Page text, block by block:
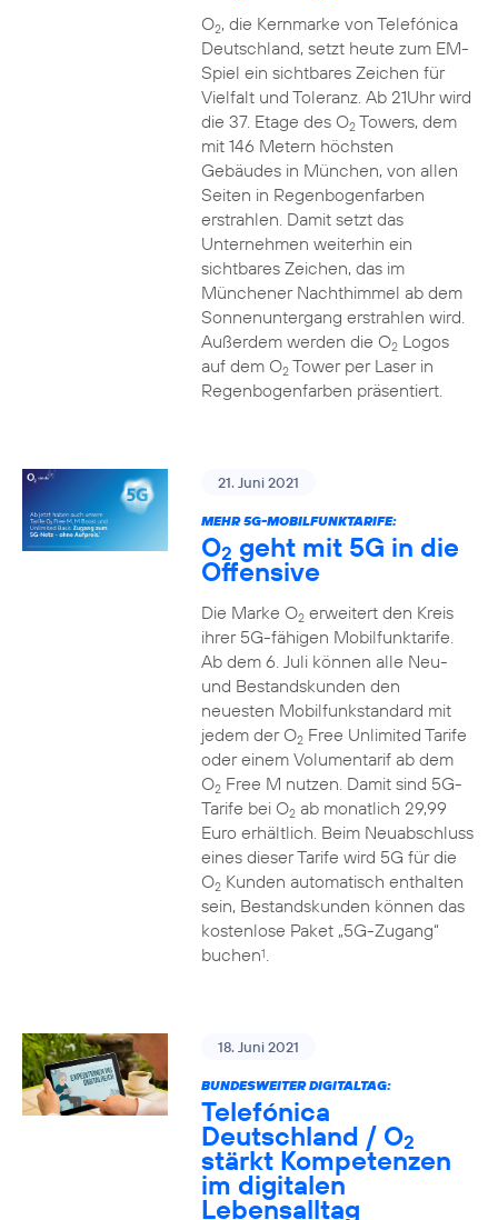
O2, die Kernmarke von Telefónica
Deutschland, setzt heute zum EM-
Spiel ein sichtbares Zeichen für
Vielfalt und Toleranz. Ab 21Uhr wird
die 37. Etage des O2Towers, dem
mit 146 Metern höchsten
Gebäudes in München, von allen
Seiten in Regenbogenfarben
erstrahlen. Damit setzt das
Unternehmen weiterhin ein
sichtbares Zeichen, das im
Münchener Nachthimmel ab dem
Sonnenuntergang erstrahlen wird.
Außerdem werden die O2Logos
auf dem O2Tower per Laser in
Regenbogenfarben präsentiert.
21. Juni 2021
MEHR 5G-MOBILFUNKTARIFE:
O2 geht mit 5G in die
Offensive
Die Marke O2erweitert den Kreis
ihrer 5G-fähigen Mobilfunktarife.
Ab dem 6. Juli können alle Neu-
und Bestandskunden den
neuesten Mobilfunkstandard mit
jedem der O2Free Unlimited Tarife
oder einem Volumentarif ab dem
O2Free M nutzen. Damit sind 5G-
Tarife bei O2ab monatlich 29,99
Euro erhältlich. Beim Neuabschluss
eines dieser Tarife wird 5G für die
O2Kunden automatisch enthalten
sein, Bestandskunden können das
kostenlose Paket „5G-Zugang“
buchen1.
18. Juni 2021
BUNDESWEITER DIGITALTAG:
Telefónica
Deutschland / O2
stärkt Kompetenzen
im digitalen
Lebensalltag